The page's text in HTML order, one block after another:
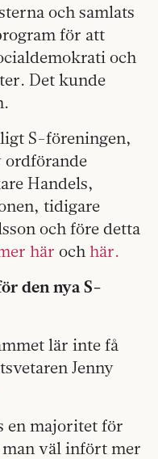
och samlats
för att
och
Det kunde
S-föreningen,
ordförande
Handels,
tidigare
och före detta
här och här.
den nya S-
lär inte få
Jenny
en majoritet för
väl infört mer